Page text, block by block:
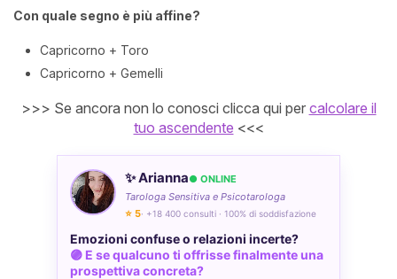
Con quale segno è più affine?
Capricorno + Toro
Capricorno + Gemelli
>>> Se ancora non lo conosci clicca qui per calcolare il
tuo ascendente <<<
✨ Arianna● ONLINE
Tarologa Sensitiva e Psicotarologa
⭐ 5· +18 400 consulti · 100% di soddisfazione
Emozioni confuse o relazioni incerte?
🟣 E se qualcuno ti offrisse finalmente una
prospettiva concreta?